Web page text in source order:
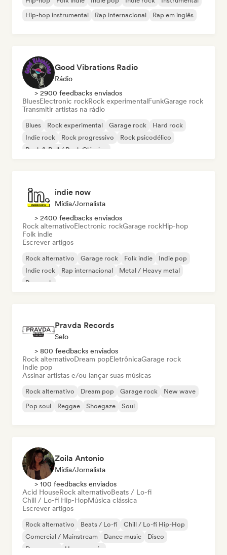
Hip-hop instrumental
Rap internacional Rap em inglês
Good Vibrations Radio
Rádio
> 2900 feedbacks enviados
BluesElectronic rockRock experimentalFunkGarage rock
Transmitir artistas na rádio
Blues Rock experimental Garage rock
Hard rock
Indie rock
Rock progressivo
Rock psicodélico
Rock & Roll / Rock Clássico
indie now
Mídia/Jornalista
> 2400 feedbacks enviados
Rock alternativoElectronic rockGarage rockHip-hop
Folk indie
Escrever artigos
Rock alternativo Garage rock Folk indie
Indie pop
Indie rock
Rap internacional
Metal / Heavy metal
Pop rock
Pravda Records
Selo
> 800 feedbacks enviados
Rock alternativoDream popEletrônicaGarage rock
Indie pop
Assinar artistas e/ou lançar suas músicas
Rock alternativo Dream pop Garage rock
New wave
Pop soul
Reggae Shoegaze Soul
Zoila Antonio
Mídia/Jornalista
> 100 feedbacks enviados
Acid HouseRock alternativoBeats / Lo-fi
Chill / Lo-fi Hip-HopMúsica clássica
Escrever artigos
Rock alternativo Beats / Lo-fi
Chill / Lo-fi Hip-Hop
Comercial / Mainstream
Dance music
Disco
Dream pop
House music